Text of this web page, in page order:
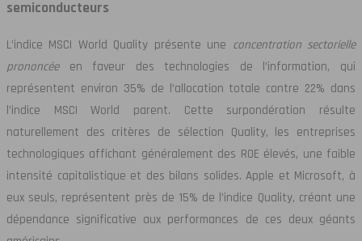
semiconducteurs
L’indice MSCI World Quality présente une concentration sectorielle
prononcéeen faveur des technologies de l’information, qui
représentent environ 35% de l’allocation totale contre 22% dans
l’indice MSCI World parent. Cette surpondération résulte
naturellement des critères de sélection Quality, les entreprises
technologiques affichant généralement des ROE élevés, une faible
intensité capitalistique et des bilans solides. Apple et Microsoft, à
eux seuls, représentent près de 15% de l’indice Quality, créant une
dépendance significative aux performances de ces deux géants